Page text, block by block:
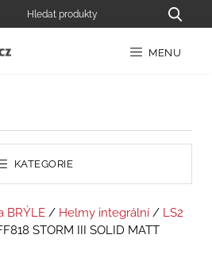
MENU
KATEGORIE
BRÝLE / Helmy integrální / LS2
STORM III SOLID MATT